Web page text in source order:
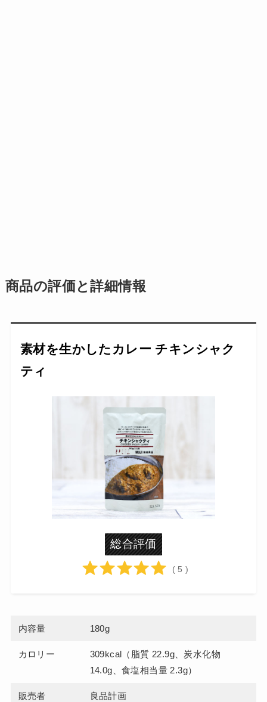
商品の評価と詳細情報
素材を生かしたカレー チキンシャク
ティ
総合評価
( 5 )
内容量 180g
カロリー
309kcal（脂質 22.9g、炭水化物
14.0g、食塩相当量 2.3g）
販売者 良品計画